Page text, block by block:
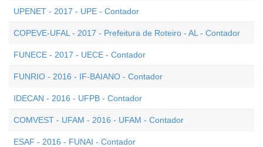
UPENET - 2017 - UPE - Contador
COPEVE-UFAL - 2017 - Prefeitura de Roteiro - AL - Contador
FUNECE - 2017 - UECE - Contador
FUNRIO - 2016 - IF-BAIANO - Contador
IDECAN - 2016 - UFPB - Contador
COMVEST - UFAM - 2016 - UFAM - Contador
ESAF - 2016 - FUNAI - Contador